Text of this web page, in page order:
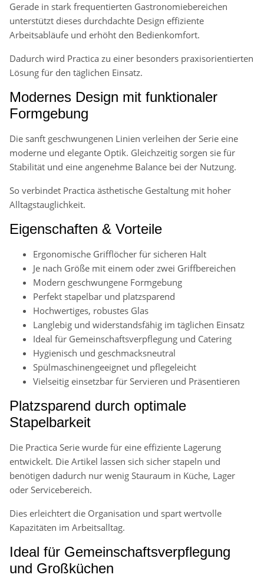
Gerade in stark frequentierten Gastronomiebereichen
unterstützt dieses durchdachte Design effiziente
Arbeitsabläufe und erhöht den Bedienkomfort.
Dadurch wird Practica zu einer besonders praxisorientierten
Lösung für den täglichen Einsatz.
Modernes Design mit funktionaler
Formgebung
Die sanft geschwungenen Linien verleihen der Serie eine
moderne und elegante Optik. Gleichzeitig sorgen sie für
Stabilität und eine angenehme Balance bei der Nutzung.
So verbindet Practica ästhetische Gestaltung mit hoher
Alltagstauglichkeit.
Eigenschaften & Vorteile
Ergonomische Grifflöcher für sicheren Halt
Je nach Größe mit einem oder zwei Griffbereichen
Modern geschwungene Formgebung
Perfekt stapelbar und platzsparend
Hochwertiges, robustes Glas
Langlebig und widerstandsfähig im täglichen Einsatz
Ideal für Gemeinschaftsverpflegung und Catering
Hygienisch und geschmacksneutral
Spülmaschinengeeignet und pflegeleicht
Vielseitig einsetzbar für Servieren und Präsentieren
Platzsparend durch optimale
Stapelbarkeit
Die Practica Serie wurde für eine effiziente Lagerung
entwickelt. Die Artikel lassen sich sicher stapeln und
benötigen dadurch nur wenig Stauraum in Küche, Lager
oder Servicebereich.
Dies erleichtert die Organisation und spart wertvolle
Kapazitäten im Arbeitsalltag.
Ideal für Gemeinschaftsverpflegung
und Großküchen